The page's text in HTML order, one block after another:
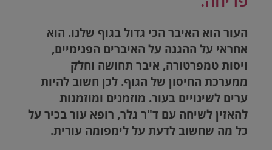
העור הוא האיבר הכי גדול בגוף שלנו. הוא
אחראי על ההגנה על האיברים הפנימיים,
ויסות טמפרטורה, איבר תחושה וחלק
ממערכת החיסון של הגוף. לכן חשוב להיות
ערים לשינויים בעור. מוזמנים ומוזמנות
להאזין לשיחה עם ד"ר גלר, רופא עור בכיר על
כל מה שחשוב לדעת על לימפומה עורית.